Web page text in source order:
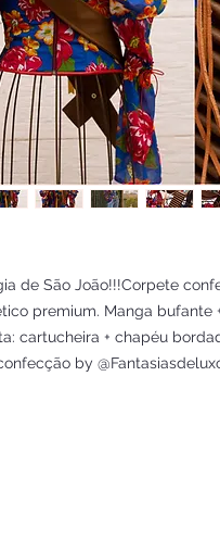
de São João!!!Corpete
premium. Manga bufante
cartucheira + chapéu
by